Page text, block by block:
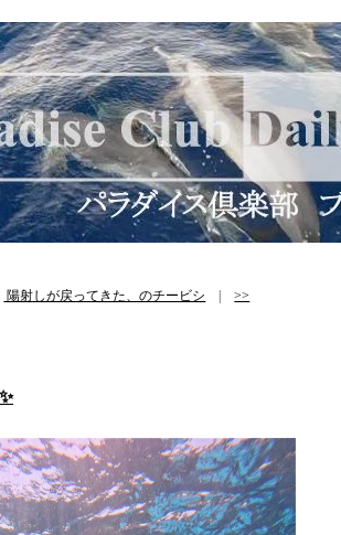
陽射しが戻ってきた、のチービシ |>>